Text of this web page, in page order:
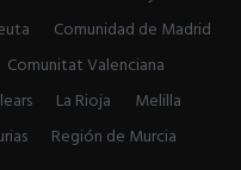
Comunidad de Madrid
Comunitat Valenciana
La Rioja
Melilla
Región de Murcia